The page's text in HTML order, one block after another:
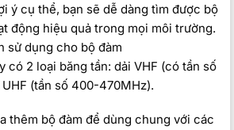
ý cụ thể, bạn sẽ dễ dàng tìm được bộ
động hiệu quả trong mọi môi trường.
sử dụng cho bộ đàm
có 2 loại băng tần: dải VHF (có tần số
(tần số 400-470MHz).
thêm bộ đàm để dùng chung với các